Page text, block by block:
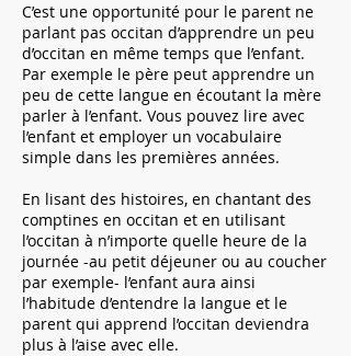
C’est une opportunité pour le parent ne
parlant pas occitan d’apprendre un peu
d’occitan en même temps que l’enfant.
Par exemple le père peut apprendre un
peu de cette langue en écoutant la mère
parler à l’enfant. Vous pouvez lire avec
l’enfant et employer un vocabulaire
simple dans les premières années.
En lisant des histoires, en chantant des
comptines en occitan et en utilisant
l’occitan à n’importe quelle heure de la
journée -au petit déjeuner ou au coucher
par exemple- l’enfant aura ainsi
l’habitude d’entendre la langue et le
parent qui apprend l’occitan deviendra
plus à l’aise avec elle.